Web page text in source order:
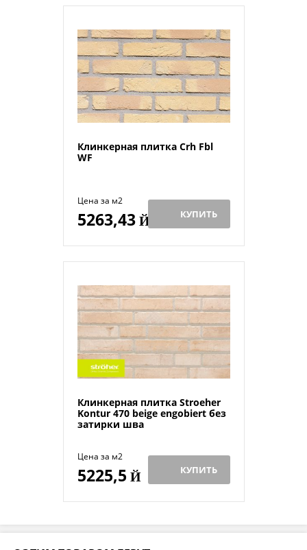
Клинкерная плитка Crh Fbl
WF
Цена за м2
5263,43Й КУПИТЬ
Клинкерная плитка Stroeher
Kontur 470 beige engobiert без
затирки шва
Цена за м2
5225,5 Й КУПИТЬ